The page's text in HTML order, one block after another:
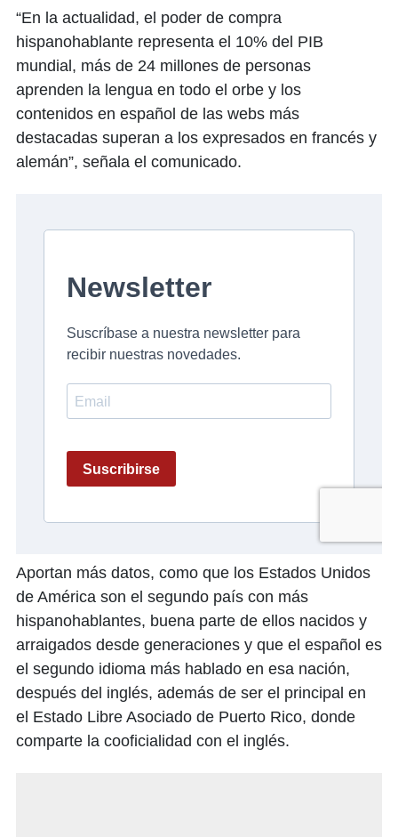
“En la actualidad, el poder de compra
hispanohablante representa el 10% del PIB
mundial, más de 24 millones de personas
aprenden la lengua en todo el orbe y los
contenidos en español de las webs más
destacadas superan a los expresados en francés y
alemán”, señala el comunicado.
Aportan más datos, como que los Estados Unidos
de América son el segundo país con más
hispanohablantes, buena parte de ellos nacidos y
arraigados desde generaciones y que el español es
el segundo idioma más hablado en esa nación,
después del inglés, además de ser el principal en
el Estado Libre Asociado de Puerto Rico, donde
comparte la cooficialidad con el inglés.